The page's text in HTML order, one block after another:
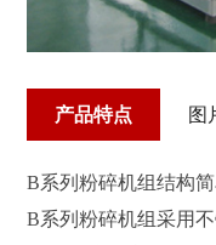
产品特点 图
B系列粉碎机组结构
B系列粉碎机组采用